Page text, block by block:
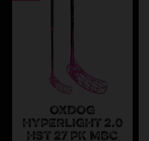
OXDOG
HYPERLIGHT 2.0
HST 27 PK MBC